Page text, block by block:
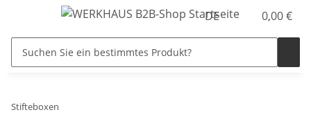
DE 0,00 €
Stifteboxen